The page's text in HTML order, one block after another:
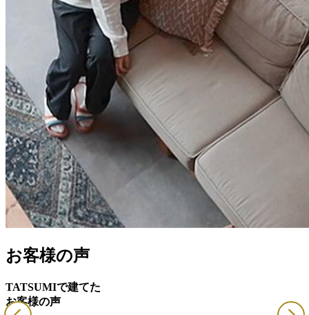
お客様の声
TATSUMIで建てた
お客様の声